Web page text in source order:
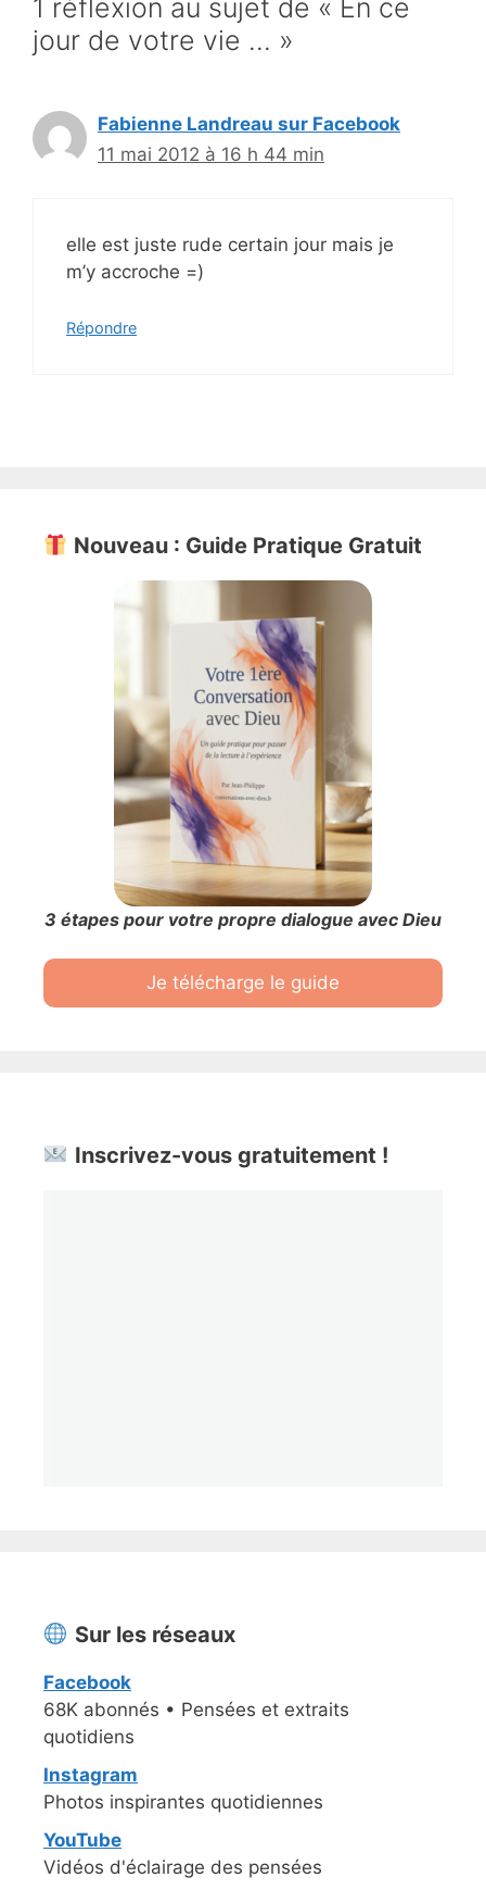
1 réflexion au sujet de « En ce
jour de votre vie … »
Fabienne Landreau sur Facebook
11 mai 2012 à 16 h 44 min
elle est juste rude certain jour mais je
m’y accroche =)
Répondre
Nouveau : Guide Pratique Gratuit
3 étapes pour votre propre dialogue avec Dieu
Je télécharge le guide
Inscrivez-vous gratuitement !
Sur les réseaux
Facebook
68K abonnés • Pensées et extraits
quotidiens
Instagram
Photos inspirantes quotidiennes
YouTube
Vidéos d'éclairage des pensées